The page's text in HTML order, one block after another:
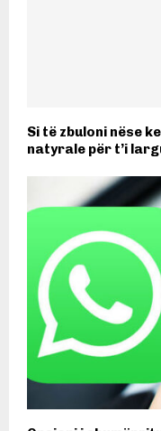
Si të zbuloni nëse
natyrale për t’i